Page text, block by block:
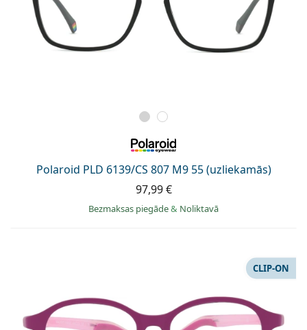
Polaroid PLD 6139/CS 807 M9 55 (uzliekamās)
97,99 €
Bezmaksas piegāde& Noliktavā
CLIP-ON